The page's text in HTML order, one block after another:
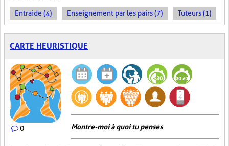
Entraide (4) Enseignement par les pairs (7) Tuteurs (1)
CARTE HEURISTIQUE
0 Montre-moi à quoi tu penses